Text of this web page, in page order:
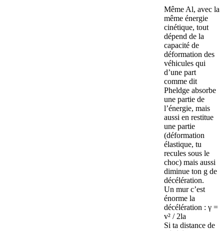
Même Al, avec la
même énergie
cinétique, tout
dépend de la
capacité de
déformation des
véhicules qui
d’une part
comme dit
Pheldge absorbe
une partie de
l’énergie, mais
aussi en restitue
une partie
(déformation
élastique, tu
recules sous le
choc) mais aussi
diminue ton g de
décélération.
Un mur c’est
énorme la
décélération : γ =
v² / 2la
Si ta distance de